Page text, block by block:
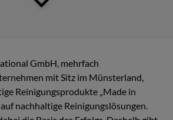
GmbH, mehrfach
mit Sitz im Münsterland,
Reinigungsprodukte „Made in
nachhaltige Reinigungslösungen.